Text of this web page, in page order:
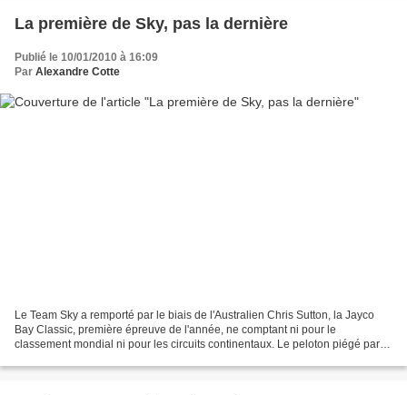
La première de Sky, pas la dernière
Publié le 10/01/2010 à 16:09
Par Alexandre Cotte
Le Team Sky a remporté par le biais de l'Australien Chris Sutton, la Jayco
Bay Classic, première épreuve de l'année, ne comptant ni pour le
classement mondial ni pour les circuits continentaux. Le peloton piégé par